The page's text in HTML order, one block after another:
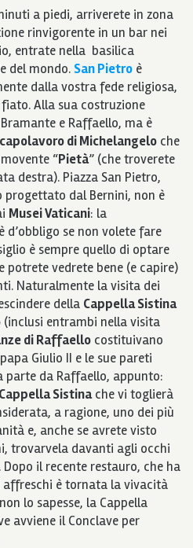
a piedi, arriverete in zona
rinvigorente in un bar nei
entrate nella basilica
del mondo. San Pietro è
dalla vostra fede religiosa,
Alla sua costruzione
e Raffaello, ma è
capolavoro di Michelangelo che
“Pietà” (che troverete
destra). Piazza San Pietro,
dal Bernini, non è
Musei Vaticani: la
se non volete fare
è sempre quello di optare
potrete vedrete bene (e capire)
Naturalmente la visita dei
della Cappella Sistina
(inclusi entrambi nella visita
di Raffaello costituivano
Giulio II e le sue pareti
da Raffaello, appunto:
Cappella Sistinache vi toglierà
a ragione, uno dei più
e, anche se avrete visto
trovarvela davanti agli occhi
il recente restauro, che ha
affreschi è tornata la vivacità
lo sapesse, la Cappella
avviene il Conclave per